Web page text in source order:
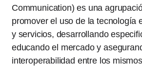
Communication) es una
promover el uso de la tecnología
y servicios, desarrollando
educando el mercado y
interoperabilidad entre los